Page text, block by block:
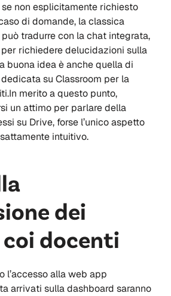
se non esplicitamente richiesto
di domande, la classica
tradurre con la chat integrata,
richiedere delucidazioni sulla
buona idea è anche quella di
su Classroom per la
merito a questo punto,
un attimo per parlare della
su Drive, forse l’unico aspetto
intuitivo.
dei
docenti
l’accesso alla web app
arrivati sulla dashboard saranno